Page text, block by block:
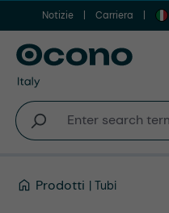
Vai al contenuto principale
Notizie Carriera
Prodotti Tubi